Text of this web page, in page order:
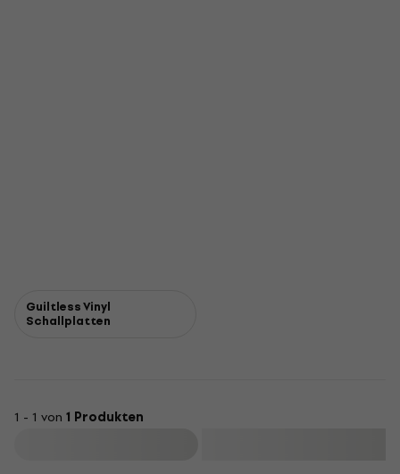
Guiltless Vinyl
Schallplatten
1 - 1 von 1 Produkten